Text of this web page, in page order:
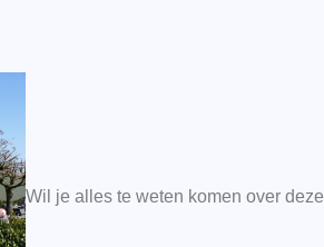
Wil je alles te weten komen over